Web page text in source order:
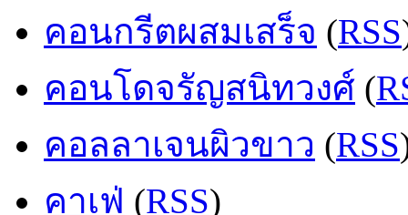
คอนกรีตผสมเสร็จ (RSS
คอนโดจรัญสนิทวงศ์ (
คอลลาเจนผิวขาว (RSS
คาเฟ่ (RSS)